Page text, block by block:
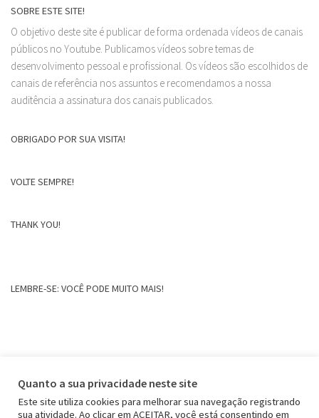
SOBRE ESTE SITE!
O objetivo deste site é publicar de forma ordenada vídeos de canais
públicos no Youtube. Publicamos vídeos sobre temas de
desenvolvimento pessoal e profissional. Os vídeos são escolhidos de
canais de referência nos assuntos e recomendamos a nossa
auditência a assinatura dos canais publicados.
OBRIGADO POR SUA VISITA!
VOLTE SEMPRE!
THANK YOU!
LEMBRE-SE: VOCÊ PODE MUITO MAIS!
Quanto a sua privacidade neste site
Este site utiliza cookies para melhorar sua navegação registrando
sua atividade. Ao clicar em ACEITAR, você está consentindo em